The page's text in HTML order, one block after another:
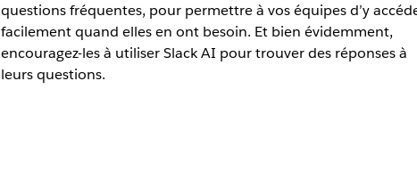
questions fréquentes, pour permettre à vos équipes d’y
facilement quand elles en ont besoin. Et bien évidemment,
encouragez-les à utiliser Slack AI pour trouver des réponses à
leurs questions.